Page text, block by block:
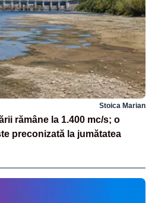
Stoica Marian
rămâne la 1.400 mc/s; o
preconizată la jumătatea